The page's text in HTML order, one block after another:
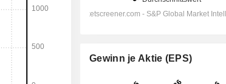
Gewinn je Aktie (EPS)